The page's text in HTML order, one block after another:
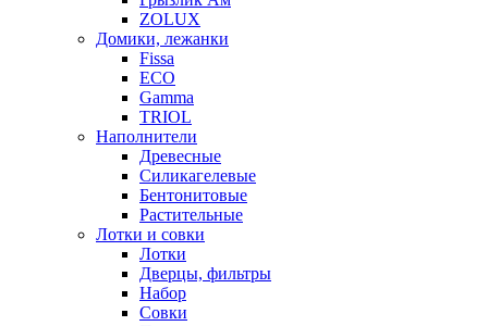
ZOLUX
Домики, лежанки
Fissa
ECO
Gamma
TRIOL
Наполнители
Древесные
Силикагелевые
Бентонитовые
Растительные
Лотки и совки
Лотки
Дверцы, фильтры
Набор
Совки